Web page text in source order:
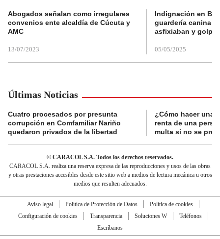
Abogados señalan como irregulares
convenios ente alcaldía de Cúcuta y
AMC
13/07/2023
Indignación en
guardería canina
asfixiaban y
05/05/2025
Últimas Noticias
Cuatro procesados por presunta
corrupción en Comfamiliar Nariño
quedaron privados de la libertad
¿Cómo hacer una
renta de una
multa si no se
© CARACOL S.A. Todos los derechos reservados.
CARACOL S.A. realiza una reserva expresa de las reproducciones y usos de las obras
y otras prestaciones accesibles desde este sitio web a medios de lectura mecánica u otros
medios que resulten adecuados.
Aviso legal Política de Protección de Datos
Política de cookies
Configuración de cookies
Transparencia Soluciones W
Teléfonos
Escríbanos